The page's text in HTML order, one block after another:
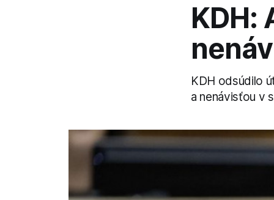
KDH:
KDH odsúdilo
a nenávisťou v